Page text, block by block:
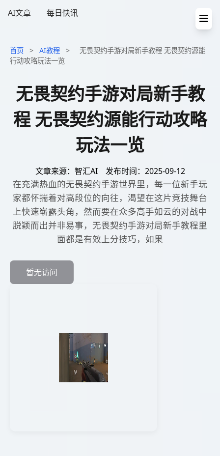
AI文章 每日快讯
首页 > AI教程 >
无畏契约手游对局新手教程 无畏契约源能
行动攻略玩法一览
无畏契约手游对局新手教
程 无畏契约源能行动攻略
玩法一览
文章来源：智汇AI 发布时间：2025-09-12
在充满热血的无畏契约手游世界里，每一位新手玩
家都怀揣着对高段位的向往，渴望在这片竞技舞台
上快速崭露头角，然而要在众多高手如云的对战中
脱颖而出并非易事，无畏契约手游对局新手教程里
面都是有效上分技巧，如果
暂无访问